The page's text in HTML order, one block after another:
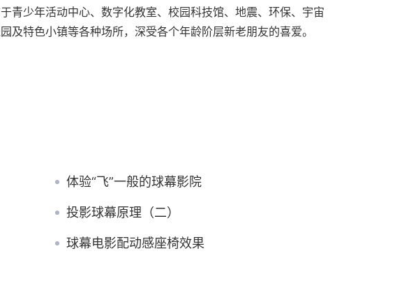
青少年活动中心、数字化教室、校园科技馆、地震、环保、宇宙
及特色小镇等各种场所，深受各个年龄阶层新老朋友的喜爱。
体验“飞”一般的球幕影院
投影球幕原理（二）
球幕电影配动感座椅效果